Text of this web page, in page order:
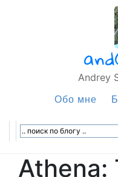
Andrey
Обо мне
Athena: